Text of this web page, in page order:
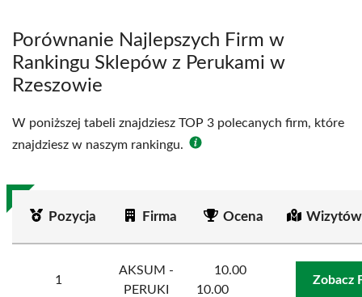
Porównanie Najlepszych Firm w
Rankingu Sklepów z Perukami w
Rzeszowie
W poniższej tabeli znajdziesz TOP 3 polecanych firm, które
znajdziesz w naszym rankingu.
Pozycja Firma Ocena
1
AKSUM -
PERUKI
10.00
10.00
Zobacz